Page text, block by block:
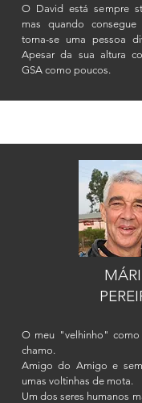
O David está sempre
mas quando
torna-se uma pessoa
Apesar da sua altura
GSA como poucos.
O meu "velhinho" como
chamo.
Amigo do Amigo e
umas voltinhas de mota.
Um dos seres humanos